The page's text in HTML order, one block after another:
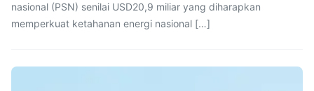
nasional (PSN) senilai USD20,9 miliar yang diharapkan
memperkuat ketahanan energi nasional […]